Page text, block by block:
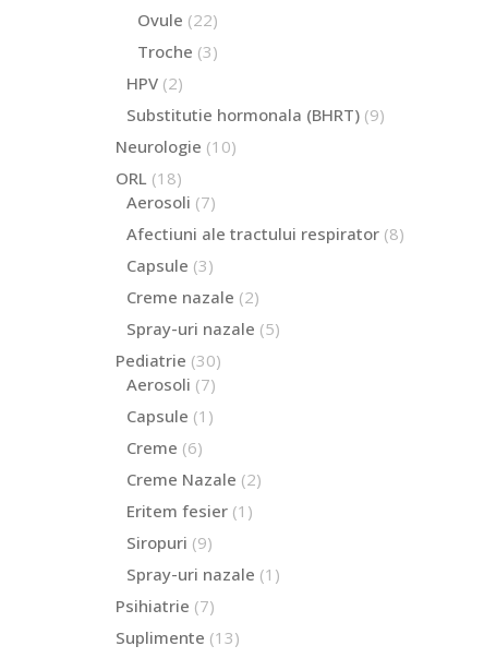
Ovule 2222
produse
Troche 33
HPV 22
produse
Substitutie hormonala (BHRT) 99
Neurologie 1010
ORL 1818
produse
Aerosoli 77
produse
Afectiuni ale tractului respirator 88
Capsule 33
produse
Creme nazale 22
Spray-uri nazale 55
Pediatrie 3030
de
Aerosoli 77
Capsule 1 1
Creme 66
produse
Creme Nazale 22
Eritem fesier 1 1
Siropuri 99
produse
Spray-uri nazale 1 1
Psihiatrie 77
Suplimente 1313